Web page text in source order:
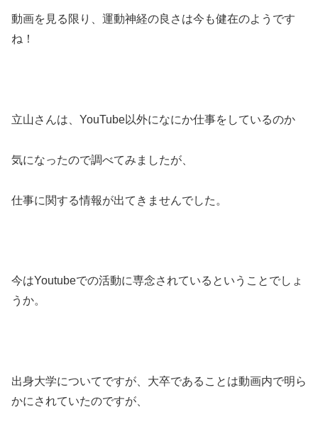
動画を見る限り、運動神経の良さは今も健在のようです
ね！
立山さんは、YouTube以外になにか仕事をしているのか
気になったので調べてみましたが、
仕事に関する情報が出てきませんでした。
今はYoutubeでの活動に専念されているということでしょ
うか。
出身大学についてですが、大卒であることは動画内で明ら
かにされていたのですが、